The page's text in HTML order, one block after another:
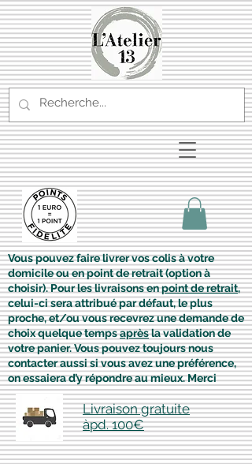
Vous pouvez faire livrer vos colis à votre
domicile ou en point de retrait (option à
choisir). Pour les livraisons enpoint de retrait,
celui-ci sera attribué par défaut, le plus
proche, et/ou vous recevrez une demande de
choix quelque tempsaprèsla validation de
votre panier. Vous pouvez toujours nous
contacter aussi si vous avez une préférence,
on essaiera d’y répondre au mieux. Merci
Livraison gratuite
àpd. 100€